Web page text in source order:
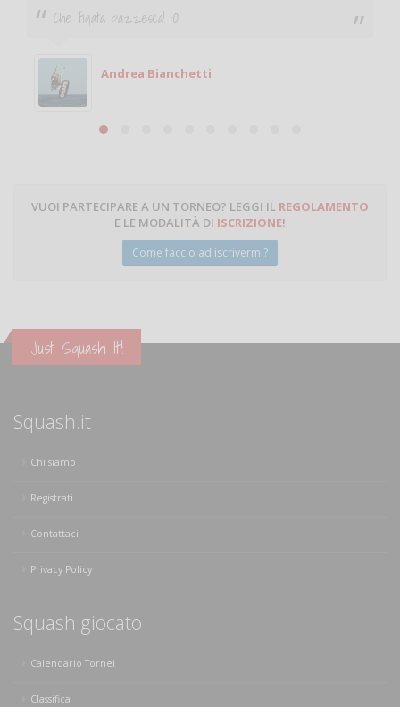
Ciao. Sono a Treviglio da poco e vorrei tornare a
giocare. Se sei in zona e puoi giocare fammi sapere.
Michele
Michele Miglionico
VUOI PARTECIPARE A UN TORNEO? LEGGI IL REGOLAMENTO
E LE MODALITÀ DI ISCRIZIONE!
Come faccio ad iscrivermi?
Just Squash It!
Squash.it
Chi siamo
Registrati
Contattaci
Privacy Policy
Squash giocato
Calendario Tornei
Classifica